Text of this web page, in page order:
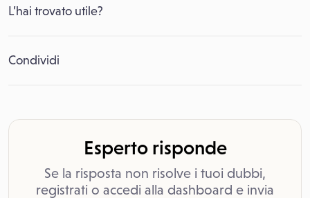
L’hai trovato utile?
Condividi
Esperto risponde
Se la risposta non risolve i tuoi dubbi,
registrati o accedi alla dashboard e invia